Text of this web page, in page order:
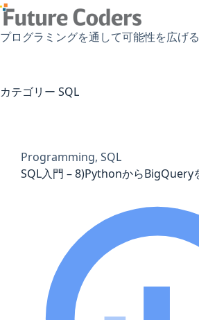
コ
ン
テ
へ
プログラミングを通して可能性を広げる
カテゴリー SQL
Programming, SQL
SQL入門 – 8)PythonからBigQuery